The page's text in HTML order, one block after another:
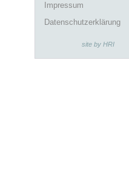
Impressum
Datenschutzerklärung
site by HRI